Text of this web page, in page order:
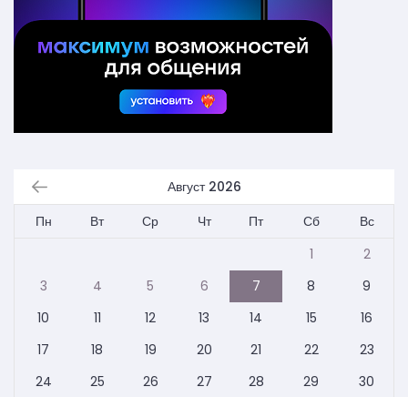
Август 2026
Пн
Вт Ср Чт Пт Сб
Вс
1
2
3
4 5 6 7 8
9
10
11 12 13 14 15
16
17
18 19 20 21 22
23
24
25 26 27 28 29
30